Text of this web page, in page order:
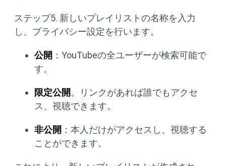
ステップ5. 新しいプレイリストの名称を入力
し、プライバシー設定を行います。
公開 ：YouTubeの全ユーザーが検索可能で
す。
限定公開。リンクがあれば誰でもアクセ
ス、視聴できます。
非公開 ：本人だけがアクセスし、視聴する
ことができます。